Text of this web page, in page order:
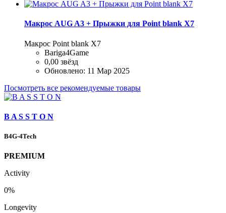
Макрос AUG A3 + Прыжки для Point blank Х7
Макрос Point blank Х7
Bariga4Game
0,00 звёзд
Обновлено: 11 Мар 2025
Посмотреть все рекомендуемые товары
B A S S T O N
B4G-4Tech
PREMIUM
Activity
0%
Longevity